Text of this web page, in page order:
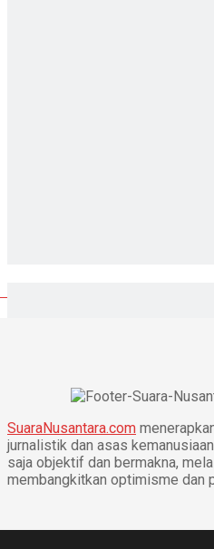
SuaraNusantara.com
jurnalistik dan asas
saja objektif dan bermakna,
membangkitkan optimisme dan